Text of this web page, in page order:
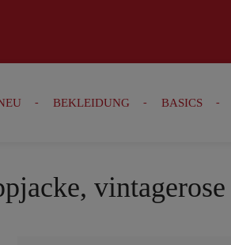
springen
BEKLEIDUNG BASICS
vintagerose